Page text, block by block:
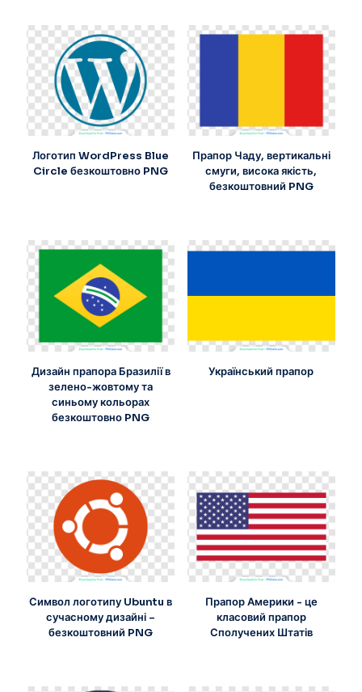
Логотип WordPress Blue
Circle безкоштовно PNG
Прапор Чаду, вертикальні
смуги, висока якість,
безкоштовний PNG
Дизайн прапора Бразилії в
зелено-жовтому та
синьому кольорах
безкоштовно PNG
Український прапор
Символ логотипу Ubuntu в
сучасному дизайні –
безкоштовний PNG
Прапор Америки - це
класовий прапор
Сполучених Штатів